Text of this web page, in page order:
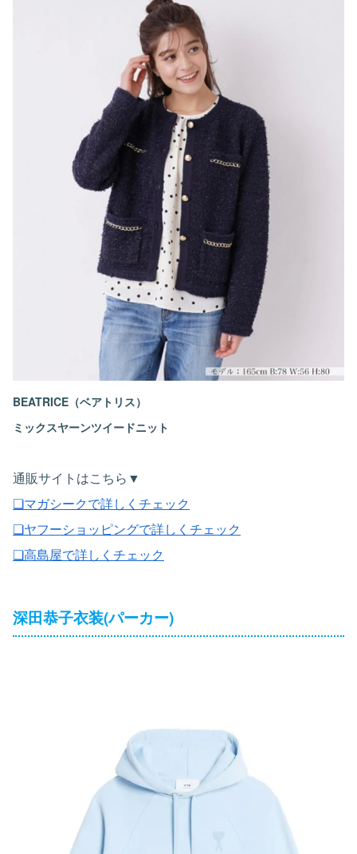
BEATRICE（ベアトリス）
ミックスヤーンツイードニット
通販サイトはこちら▼
❏マガシークで詳しくチェック
❏ヤフーショッピングで詳しくチェック
❏高島屋で詳しくチェック
深田恭子衣装(パーカー)